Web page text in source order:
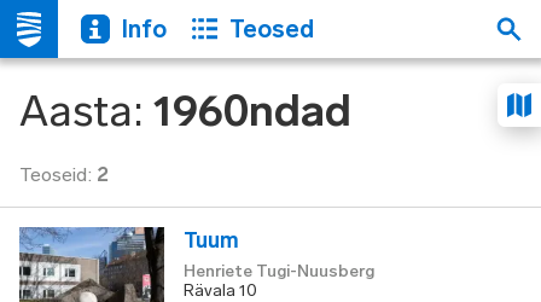
Info Teosed
Aasta: 1960ndad
Teoseid: 2
Tuum
Henriete Tugi-Nuusberg
Rävala 10